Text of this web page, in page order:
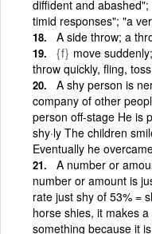
diffident and
timid responses"; "a
A side throw; a
{f} move
throw quickly, fling, toss
A shy person is
company of other
person off-stage He is
shy·ly The children
Eventually he
A number or
number or amount is
rate just shy of 53% =
horse shies, it makes
something because it